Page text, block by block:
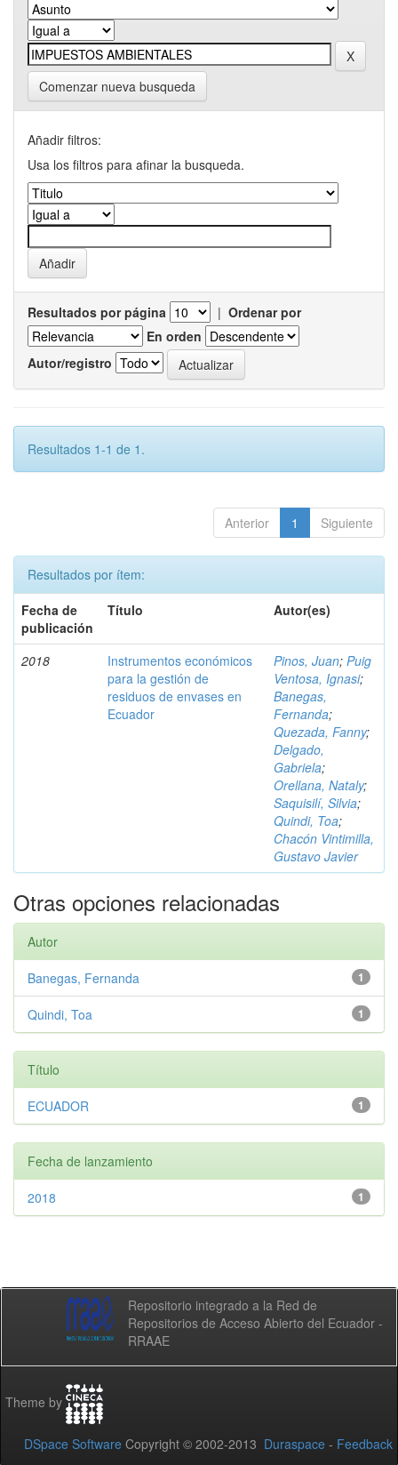
Comenzar nueva busqueda
Añadir filtros:
Usa los filtros para afinar la busqueda.
Resultados por página | Ordenar por
En orden
Autor/registro
Resultados 1-1 de 1.
Anterior 1 Siguiente
Resultados por ítem:
Fecha de
publicación
Título Autor(es)
2018
Instrumentos económicos
para la gestión de
residuos de envases en
Ecuador
Pinos, Juan; Puig
Ventosa, Ignasi;
Banegas,
Fernanda;
Quezada, Fanny;
Delgado,
Gabriela;
Orellana, Nataly;
Saquisilí, Silvia;
Quindi, Toa;
Chacón Vintimilla,
Gustavo Javier
Otras opciones relacionadas
Autor
1
Banegas, Fernanda
1
Quindi, Toa
Título
1
ECUADOR
Fecha de lanzamiento
1
2018
Repositorio integrado a la Red de
Repositorios de Acceso Abierto del Ecuador -
RRAAE
Theme by
DSpace Software Copyright © 2002-2013 Duraspace - Feedback